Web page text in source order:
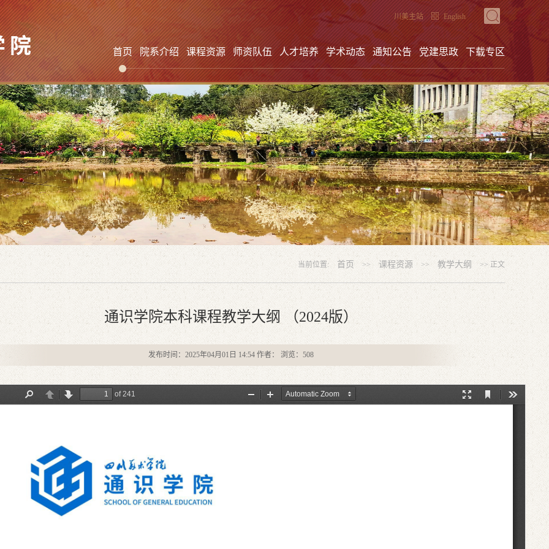
English
川美主站
首页 院系介绍 课程资源 师资队伍 人才培养 学术动态 通知公告 党建思政 下载专区
当前位置: 首页 >> 课程资源 >> 教学大纲 >> 正文
通识学院本科课程教学大纲 （2024版）
发布时间：2025年04月01日 14:54 作者： 浏览： 508